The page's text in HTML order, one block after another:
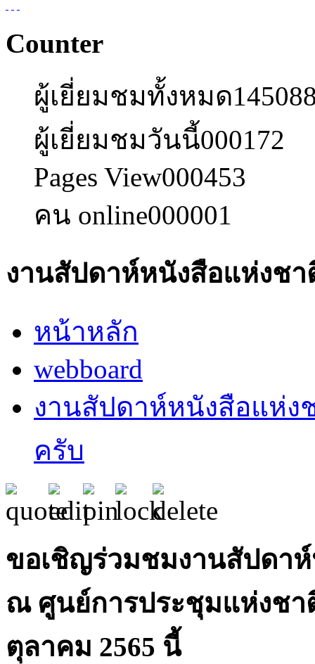
Counter
ผู้เยี่ยมชมทั้งหมด
ผู้เยี่ยมชมวันนี้000172
Pages View000453
คน online000001
งานสัปดาห์หนังสือแห่งช
หน้าหลัก
webboard
งานสัปดาห์หนังสือแห่ง
ครับ
ขอเชิญร่วมชมงานสัปดา
ณ ศูนย์การประชุมแห่งชา
ตุลาคม 2565 นี้